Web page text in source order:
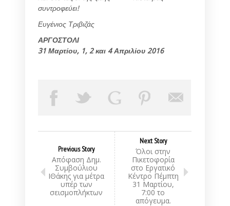
συντροφεύει!
Ευγένιος Τριβιζάς
ΑΡΓΟΣΤΟΛΙ
31 Μαρτίου, 1, 2 και 4 Απριλίου 2016
Previous Story
Απόφαση Δημ.
Συμβούλιου
ΙΘάκης για μέτρα
υπέρ των
σεισμοπλήκτων
Next Story
Όλοι στην
Πικετοφορία
στο Εργατικό
Κέντρο Πέμπτη
31 Μαρτίου,
7:00 το
απόγευμα.